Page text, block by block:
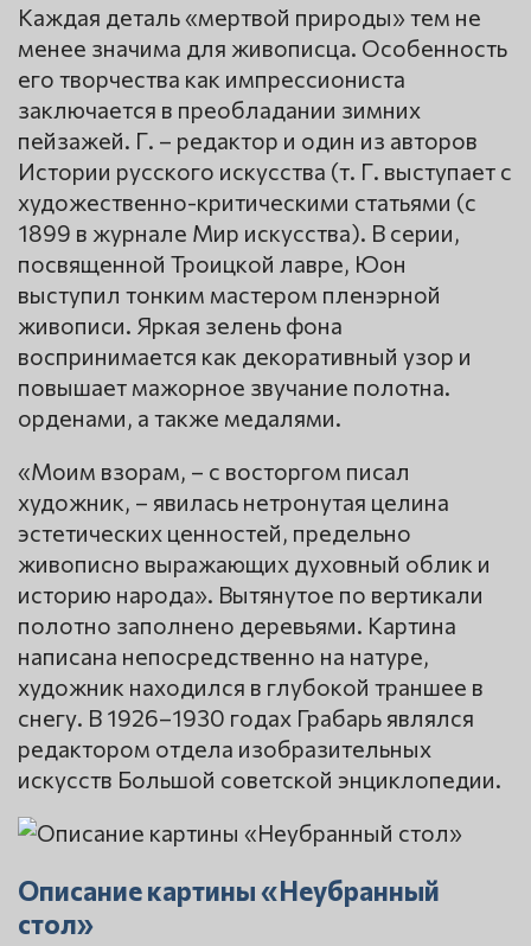
Каждая деталь «мертвой природы» тем не
менее значима для живописца. Особенность
его творчества как импрессиониста
заключается в преобладании зимних
пейзажей. Г. – редактор и один из авторов
Истории русского искусства (т. Г. выступает с
художественно-критическими статьями (с
1899 в журнале Мир искусства). В серии,
посвященной Троицкой лавре, Юон
выступил тонким мастером пленэрной
живописи. Яркая зелень фона
воспринимается как декоративный узор и
повышает мажорное звучание полотна.
орденами, а также медалями.
«Моим взорам, – с восторгом писал
художник, – явилась нетронутая целина
эстетических ценностей, предельно
живописно выражающих духовный облик и
историю народа». Вытянутое по вертикали
полотно заполнено деревьями. Картина
написана непосредственно на натуре,
художник находился в глубокой траншее в
снегу. В 1926–1930 годах Грабарь являлся
редактором отдела изобразительных
искусств Большой советской энциклопедии.
Описание картины «Неубранный
стол»